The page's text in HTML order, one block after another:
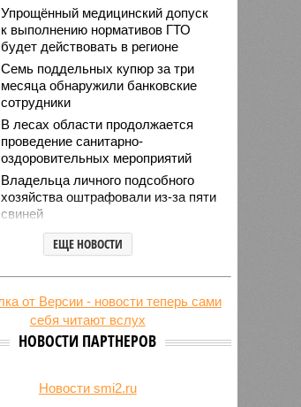
Упрощённый медицинский допуск
к выполнению нормативов ГТО
будет действовать в регионе
Семь поддельных купюр за три
месяца обнаружили банковские
сотрудники
В лесах области продолжается
проведение санитарно-
оздоровительных мероприятий
Владельца личного подсобного
хозяйства оштрафовали из-за пяти
свиней
Шестерых кировчан хотят
поощрить за спасение ребёнка
Питание детей в лагерях
Пенсионеру должны выплатить
300 тысяч рублей после падения в
гололёд
предоставления госимущества в
ЕЩЕ НОВОСТИ
НОВОСТИ ПАРТНЕРОВ
Новости smi2.ru